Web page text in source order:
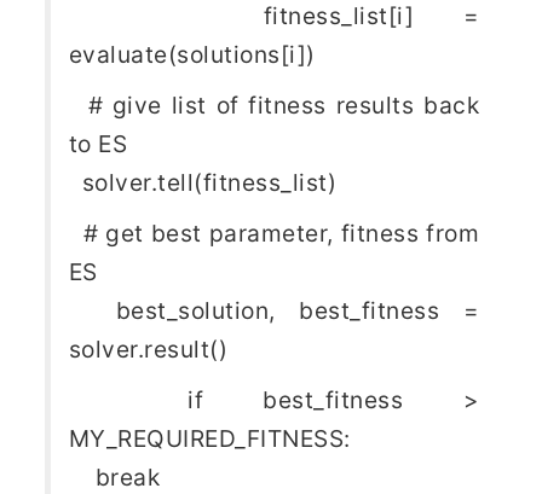
fitness_list[i] =
evaluate(solutions[i])
# give list of fitness results back
to ES
solver.tell(fitness_list)
# get best parameter, fitness from
ES
best_solution, best_fitness =
solver.result()
if best_fitness >
MY_REQUIRED_FITNESS:
break